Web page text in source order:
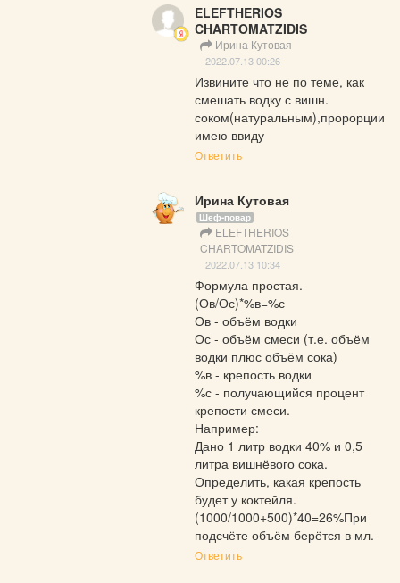
ELEFTHERIOS
CHARTOMATZIDIS
Ирина Кутовая
2022.07.13 00:26
Извините что не по теме, как
смешать водку с вишн.
соком(натуральным),пророрции
имею ввиду
Ответить
Ирина Кутовая
Шеф-повар
ELEFTHERIOS
CHARTOMATZIDIS
2022.07.13 10:34
Формула простая.
(Ов/Ос)*%в=%с
Ов - объём водки
Ос - объём смеси (т.е. объём
водки плюс объём сока)
%в - крепость водки
%с - получающийся процент
крепости смеси.
Например:
Дано 1 литр водки 40% и 0,5
литра вишнёвого сока.
Определить, какая крепость
будет у коктейля.
(1000/1000+500)*40=26%При
подсчёте объём берётся в мл.
Ответить